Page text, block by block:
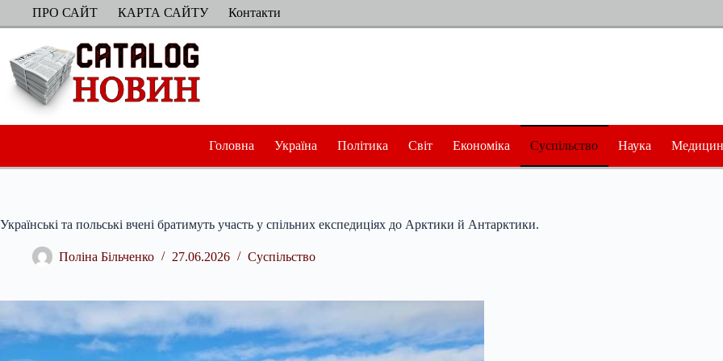
ПерейтиПРО САЙТ КАРТА САЙТУ Контакти
Головна Україна Політика Світ Економіка Суспільство Наука
Українські та польські вчені братимуть участь у спільних експедиціях до Арктики й Антарктики.
Поліна Більченко 27.06.2026 Суспільство